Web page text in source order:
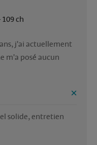
109 ch
j'ai actuellement
m'a posé aucun
solide, entretien